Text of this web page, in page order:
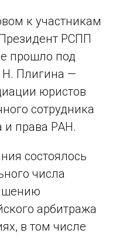
к участникам
РСПП
прошло под
Н. Плигина —
юристов
сотрудника
и права РАН.
состоялось
числа
арбитража
в том числе